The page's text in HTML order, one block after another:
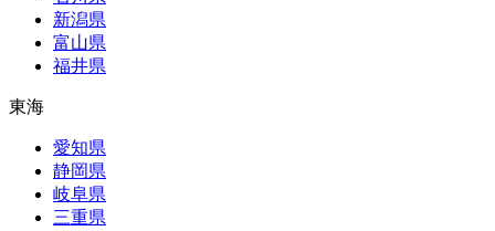
新潟県
富山県
福井県
東海
愛知県
静岡県
岐阜県
三重県